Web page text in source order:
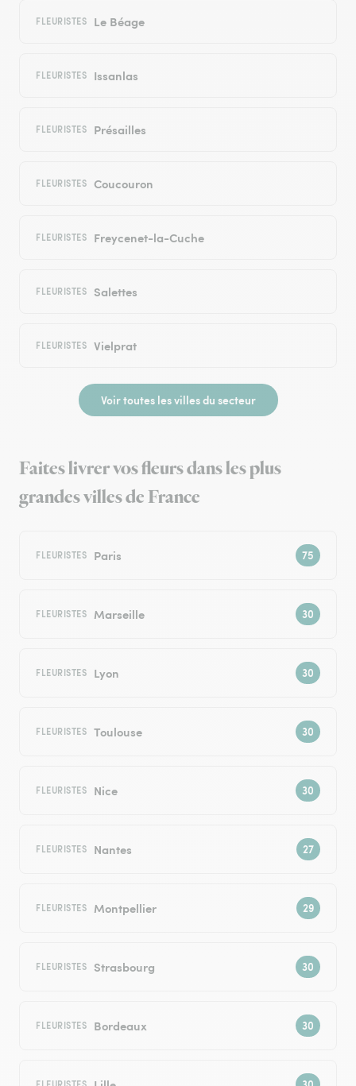
FLEURISTES Le Béage
FLEURISTES Issanlas
FLEURISTES Présailles
FLEURISTES Coucouron
FLEURISTES Freycenet-la-Cuche
FLEURISTES Salettes
FLEURISTES Vielprat
Voir toutes les villes du secteur
Faites livrer vos fleurs dans les plus
grandes villes de France
FLEURISTES Paris
FLEURISTES Marseille
FLEURISTES Lyon
FLEURISTES Toulouse
FLEURISTES Nice
FLEURISTES Nantes
FLEURISTES Montpellier
FLEURISTES Strasbourg
FLEURISTES Bordeaux